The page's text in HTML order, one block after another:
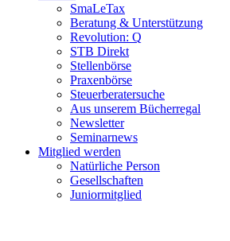
SmaLeTax
Beratung & Unterstützung
Revolution: Q
STB Direkt
Stellenbörse
Praxenbörse
Steuerberatersuche
Aus unserem Bücherregal
Newsletter
Seminarnews
Mitglied werden
Natürliche Person
Gesellschaften
Juniormitglied